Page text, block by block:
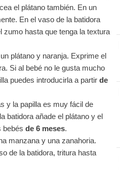
el plátano también. En un
En el vaso de la batidora
zumo hasta que tenga la textura
plátano y naranja. Exprime el
Si al bebé no le gusta mucho
puedes introducirla a partir de
y la papilla es muy fácil de
batidora añade el plátano y el
bebés de 6 meses.
manzana y una zanahoria.
de la batidora, tritura hasta